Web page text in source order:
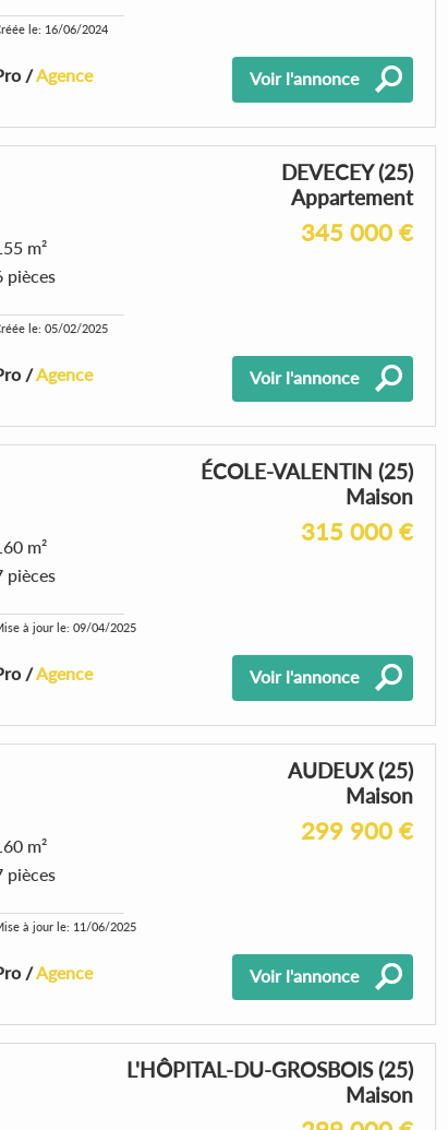
le: 16/06/2024
/Agence Voir l'annonce
DEVECEY (25)
Appartement
345 000 €
m²
pièces
le: 05/02/2025
/Agence Voir l'annonce
ÉCOLE-VALENTIN (25)
Maison
315 000 €
m²
pièces
à jour le: 09/04/2025
/Agence Voir l'annonce
AUDEUX (25)
Maison
299 900 €
m²
pièces
à jour le: 11/06/2025
/Agence Voir l'annonce
L'HÔPITAL-DU-GROSBOIS (25)
Maison